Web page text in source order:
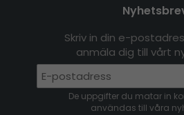
Skriv in din e-
anmäla dig till vårt
De uppgifter du matar in
användas till våra